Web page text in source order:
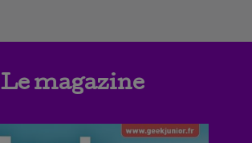
Le magazine